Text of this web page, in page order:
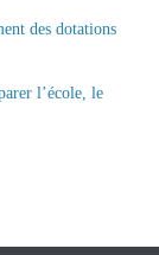
des dotations
l’école, le